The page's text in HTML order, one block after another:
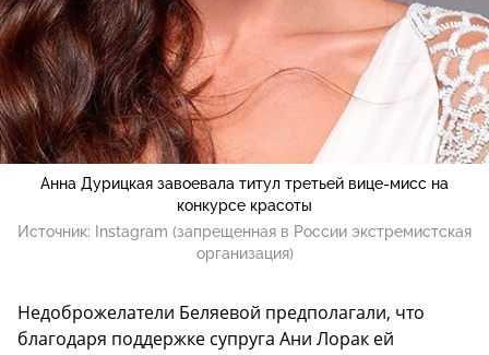
Анна Дурицкая завоевала титул третьей вице-мисс на
конкурсе красоты
Источник:
Instagram (запрещенная в России экстремистская
организация)
Недоброжелатели Беляевой предполагали, что
благодаря поддержке супруга Ани Лорак ей